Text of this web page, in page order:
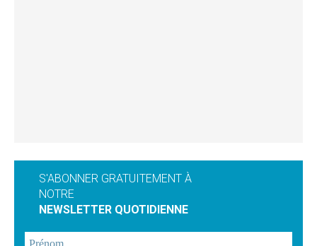
S'ABONNER GRATUITEMENT À
NOTRE
NEWSLETTER QUOTIDIENNE